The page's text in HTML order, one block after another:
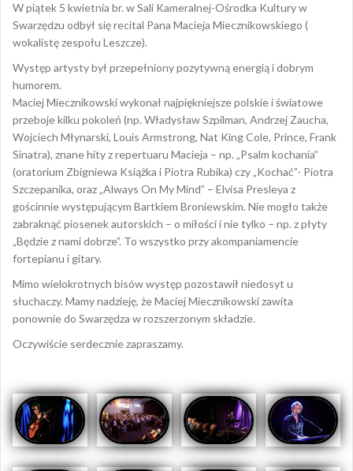
W piątek 5 kwietnia br. w Sali Kameralnej-Ośrodka Kultury w
Swarzędzu odbył się recital Pana Macieja Miecznikowskiego (
wokalistę zespołu Leszcze).
Występ artysty był przepełniony pozytywną energią i dobrym
humorem.
Maciej Miecznikowski wykonał najpiękniejsze polskie i światowe
przeboje kilku pokoleń (np. Władysław Szpilman, Andrzej Zaucha,
Wojciech Młynarski, Louis Armstrong, Nat King Cole, Prince, Frank
Sinatra), znane hity z repertuaru Macieja – np. „Psalm kochania”
(oratorium Zbigniewa Książka i Piotra Rubika) czy „Kochać”- Piotra
Szczepanika, oraz „Always On My Mind” – Elvisa Presleya z
gościnnie występującym Bartkiem Broniewskim. Nie mogło także
zabraknąć piosenek autorskich – o miłości i nie tylko – np. z płyty
„Będzie z nami dobrze”. To wszystko przy akompaniamencie
fortepianu i gitary.
Mimo wielokrotnych bisów występ pozostawił niedosyt u
słuchaczy. Mamy nadzieję, że Maciej Miecznikowski zawita
ponownie do Swarzędza w rozszerzonym składzie.
Oczywiście serdecznie zapraszamy.